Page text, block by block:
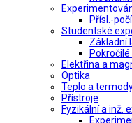
Přísl.-
Studentské
Základní
Elektřina a
Optika
Teplo a
Přístroje
Fyzikální a inž.